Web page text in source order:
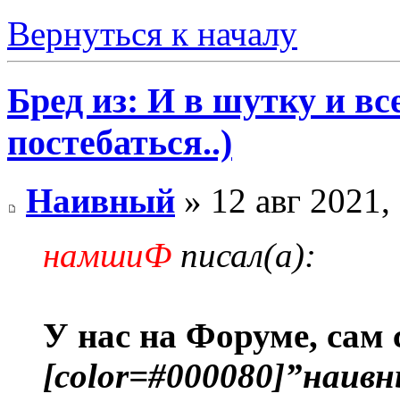
Вернуться к началу
Бред из: И в шутку и
постебаться..)
Наивный » 12 авг
намшиФ писал(а):
У нас на Форуме, сам